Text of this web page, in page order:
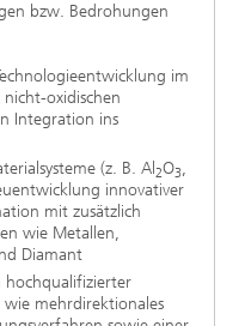
bzw. Bedrohungen
im
oxidischen
Integration ins
(z. B. Al 2O3,
innovativer
mit zusätzlich
wie Metallen,
Diamant
mehrdirektionales